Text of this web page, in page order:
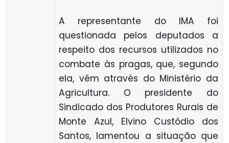
A representante do IMA foi
questionada pelos deputados a
respeito dos recursos utilizados no
combate às pragas, que, segundo
ela, vêm através do Ministério da
Agricultura. O presidente do
Sindicado dos Produtores Rurais de
Monte Azul, Elvino Custódio dos
Santos, lamentou a situação que